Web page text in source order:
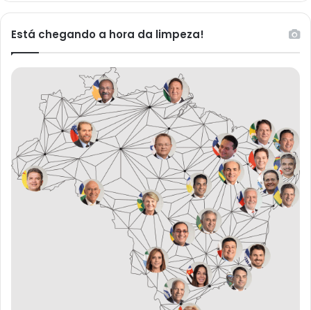
Está chegando a hora da limpeza!